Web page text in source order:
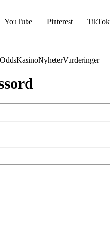
YouTube Pinterest TikTok
OddsKasinoNyheterVurderinger